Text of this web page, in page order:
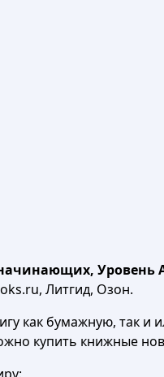
Уровень
Литгид, Озон.
как бумажную, так и
купить книжные